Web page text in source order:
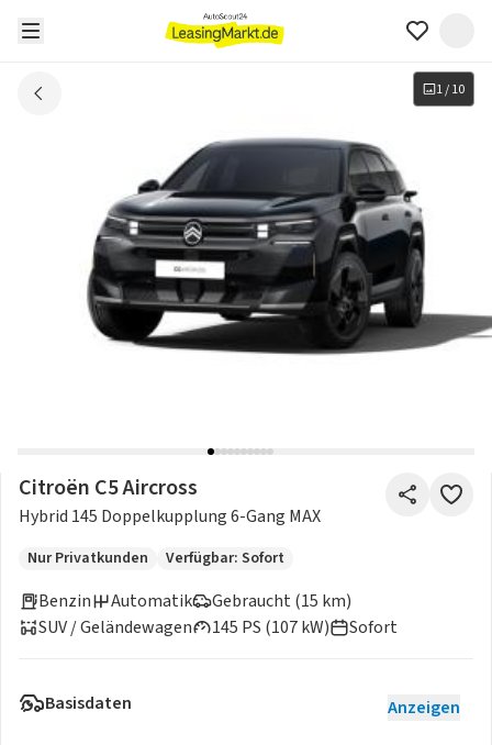
1/10
Citroën C5 Aircross
Hybrid 145 Doppelkupplung 6-Gang MAX
Nur Privatkunden Verfügbar: Sofort
Benzin
Gebraucht (15 km)
145 PS (107 kW)
Automatik
SUV / Geländewagen
Sofort
Basisdaten Anzeigen